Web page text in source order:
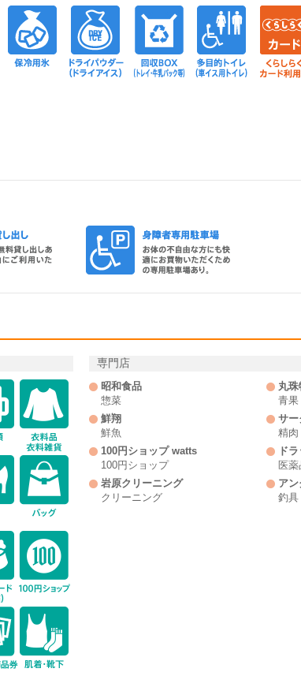
西中国信用金庫水の自販機 保冷用氷 ドライパウダー（ドラ
回収
車椅子貸し出し
icon-food icon-alcoholicon-iryouhin
icon-dress icon-shoesicon-bag
icon-household-utensils
icon-consumer-electronics
専門店
昭和食品
惣菜
丸
青果
鮮翔
鮮魚
サー
精肉
100円ショップ watts
100円ショップ
ド
医薬
岩原クリーニング
クリーニング
ア
釣具